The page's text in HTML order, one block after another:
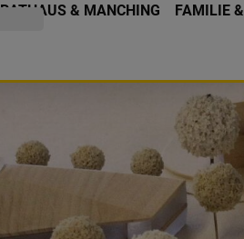
RATHAUS & MANCHING FAMILIE